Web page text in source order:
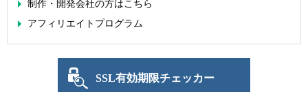
制作・開発会社の方はこちら
アフィリエイトプログラム
SSL有効期限チェッカー